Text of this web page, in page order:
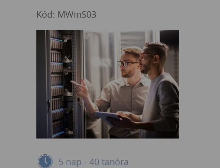
Kód: MWinS03
5 nap - 40 tanóra